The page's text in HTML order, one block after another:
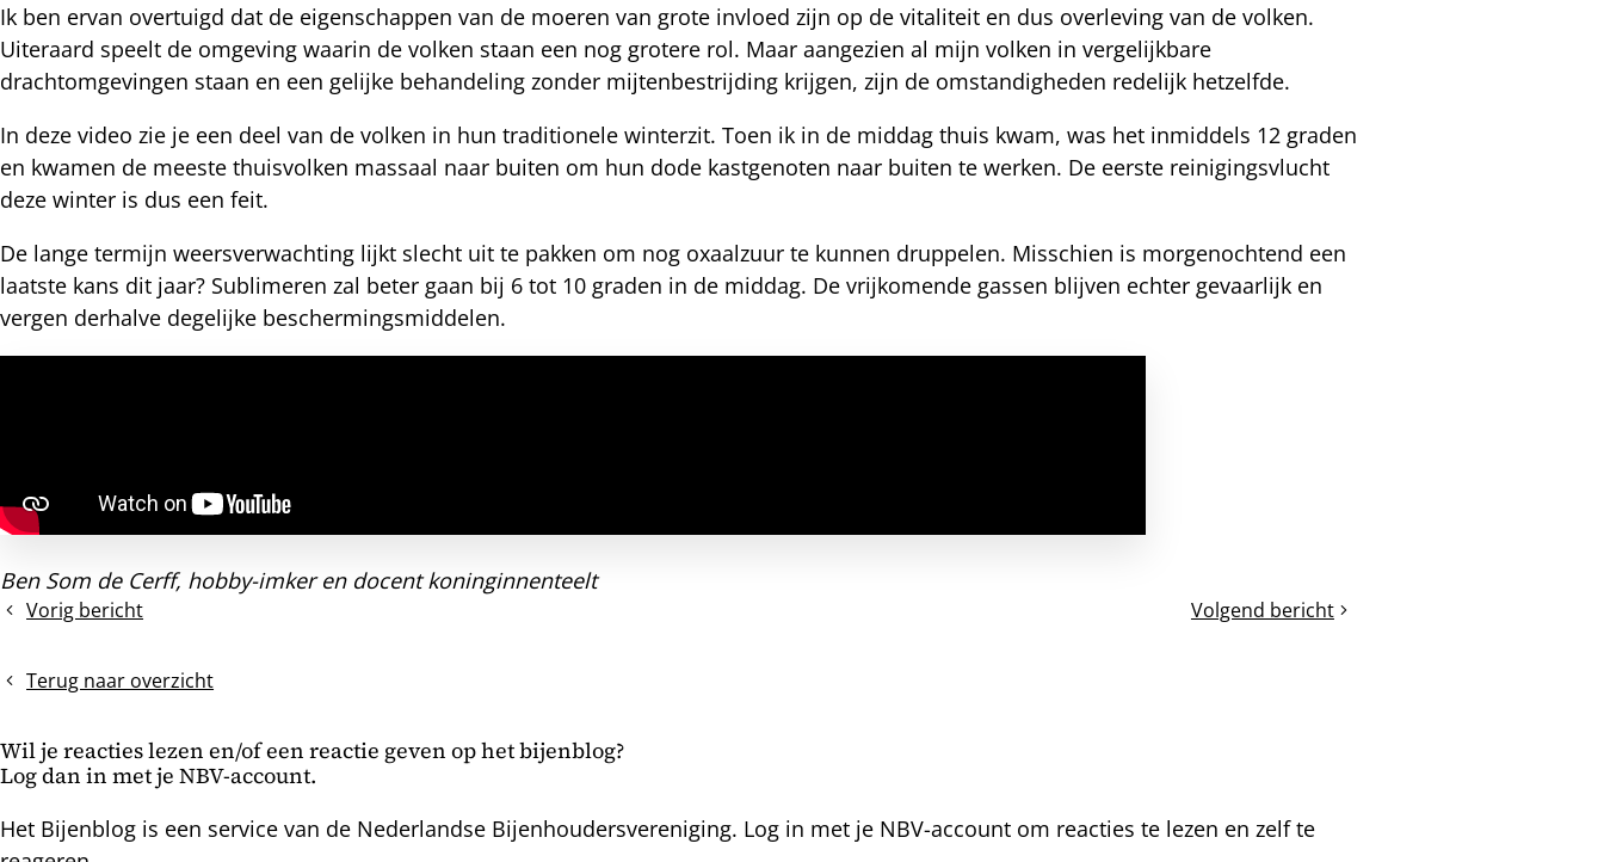
Ik ben ervan overtuigd dat de eigenschappen van de moeren van grote invloed zijn op de vitaliteit en dus overleving van de volken.
Uiteraard speelt de omgeving waarin de volken staan een nog grotere rol. Maar aangezien al mijn volken in vergelijkbare
drachtomgevingen staan en een gelijke behandeling zonder mijtenbestrijding krijgen, zijn de omstandigheden redelijk hetzelfde.
In deze video zie je een deel van de volken in hun traditionele winterzit. Toen ik in de middag thuis kwam, was het inmiddels 12 graden
en kwamen de meeste thuisvolken massaal naar buiten om hun dode kastgenoten naar buiten te werken. De eerste reinigingsvlucht
deze winter is dus een feit.
De lange termijn weersverwachting lijkt slecht uit te pakken om nog oxaalzuur te kunnen druppelen. Misschien is morgenochtend een
laatste kans dit jaar? Sublimeren zal beter gaan bij 6 tot 10 graden in de middag. De vrijkomende gassen blijven echter gevaarlijk en
vergen derhalve degelijke beschermingsmiddelen.
Ben Som de Cerff, hobby-imker en docent koninginnenteelt
Vorig bericht
Bijenjournaal
Het
de
bijen
ons
Volgend bericht
Bijenjournaal
Terug naar overzicht
Wil je reacties lezen en/of een reactie geven op het bijenblog?
Log dan in met je NBV-account.
Het Bijenblog is een service van de Nederlandse Bijenhoudersvereniging. Log in met je NBV-account om reacties te lezen en zelf te